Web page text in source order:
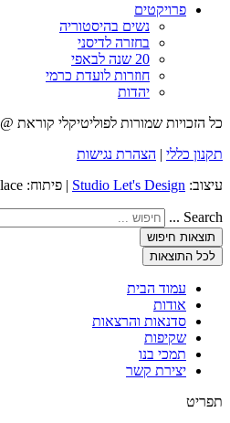
פרויקטים
נשים בהיסטוריה
בחזרה לדיסני
20 שנה לבאפי
חוזרות לועדת כרמי
יהדות
כל הזכויות שמורות לפוליטיקלי קוראת @ 2022
תקנון כללי | הצהרת נגישות
עיצוב: Studio Let's Design | פיתוח: ePlace
Search ...
תוצאות חיפוש
לכל התוצאות
עמוד הבית
אודות
סדנאות והרצאות
שקיפות
תמכי בנו
יצירת קשר
תפריט